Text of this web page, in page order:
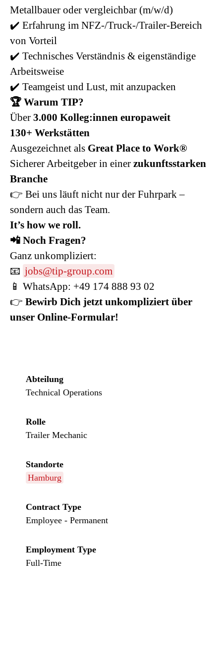
Metallbauer oder vergleichbar (m/w/d)
✔️ Erfahrung im NFZ-/Truck-/Trailer-Bereich
von Vorteil
✔️ Technisches Verständnis & eigenständige
Arbeitsweise
✔️ Teamgeist und Lust, mit anzupacken
🏆 Warum TIP?
Über 3.000 Kolleg:innen europaweit
130+ Werkstätten
Ausgezeichnet als Great Place to Work®
Sicherer Arbeitgeber in einer zukunftsstarken
Branche
👉 Bei uns läuft nicht nur der Fuhrpark –
sondern auch das Team.
It’s how we roll.
📲 Noch Fragen?
Ganz unkompliziert:
📧 jobs@tip-group.com
📱 WhatsApp: +49 174 888 93 02
👉 Bewirb Dich jetzt unkompliziert über
unser Online-Formular!
Abteilung
Technical Operations
Rolle
Trailer Mechanic
Standorte
Hamburg
Contract Type
Employee - Permanent
Employment Type
Full-Time